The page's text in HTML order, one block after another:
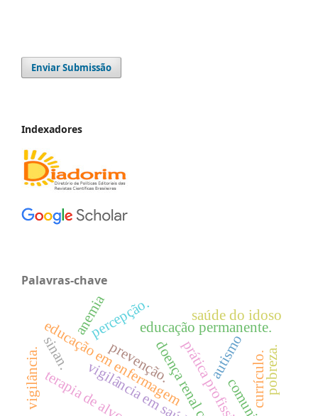
Enviar Submissão
Indexadores
Palavras-chave
educação em enfermagemeducação permanente.
prática profissional.
autismo
percepção.
currículo.pobreza.
vigilância. vigilância em saúde
anemia
prevenção.
saúde do idoso
sinan.